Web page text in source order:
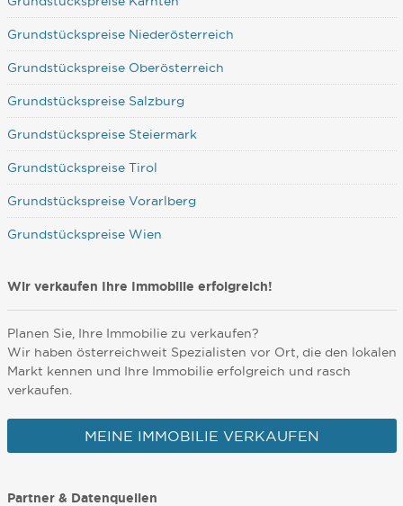
Grundstückspreise Niederösterreich
Grundstückspreise Oberösterreich
Grundstückspreise Salzburg
Grundstückspreise Steiermark
Grundstückspreise Tirol
Grundstückspreise Vorarlberg
Grundstückspreise Wien
Wir verkaufen Ihre Immobilie erfolgreich!
Planen Sie, Ihre Immobilie zu verkaufen?
Wir haben österreichweit Spezialisten vor Ort, die den lokalen
Markt kennen und Ihre Immobilie erfolgreich und rasch
verkaufen.
MEINE IMMOBILIE VERKAUFEN
Partner & Datenquellen